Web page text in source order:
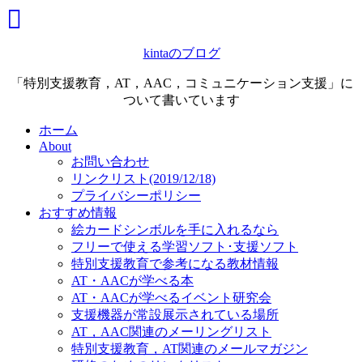
kintaのブログ
「特別支援教育，AT，AAC，コミュニケーション支援」に
ついて書いています
ホーム
About
お問い合わせ
リンクリスト(2019/12/18)
プライバシーポリシー
おすすめ情報
絵カードシンボルを手に入れるなら
フリーで使える学習ソフト･支援ソフト
特別支援教育で参考になる教材情報
AT・AACが学べる本
AT・AACが学べるイベント研究会
支援機器が常設展示されている場所
AT，AAC関連のメーリングリスト
特別支援教育，AT関連のメールマガジン